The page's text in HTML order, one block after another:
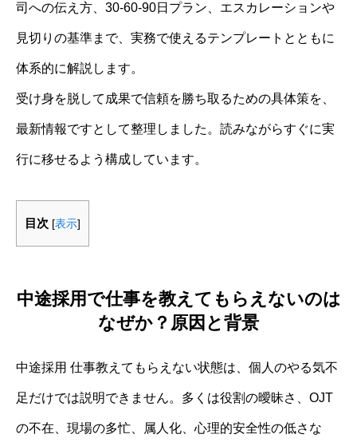
司への伝え方、30-60-90日プラン、エスカレーションや
見切りの基準まで、実務で使えるテンプレートとともに
体系的に解説します。
受け身を脱して成果で信頼を勝ち取るための具体策を、
最新情報ですとして整理しました。読みながらすぐに実
行に移せるよう構成しています。
目次 [表示]
中途採用で仕事を教えてもらえないのは
なぜか？原因と背景
中途採用 仕事教えてもらえない状態は、個人のやる気不
足だけでは説明できません。多くは役割の曖昧さ、OJT
の不在、現場の多忙、属人化、心理的安全性の低さな